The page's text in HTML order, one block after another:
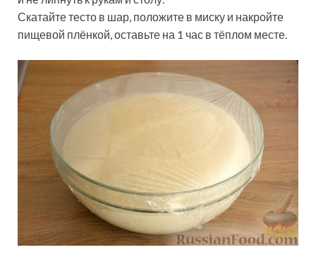
Скатайте тесто в шар, положите в миску и накройте
пищевой плёнкой, оставьте на 1 час в тёплом месте.